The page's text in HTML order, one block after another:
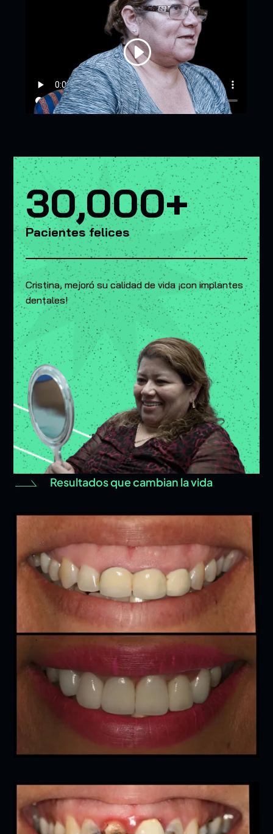
30,000+
Pacientes felices
Cristina, mejoró su calidad de vida ¡con implantes
dentales!
Resultados que cambian la vida